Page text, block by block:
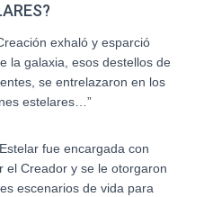
exhaló y esparció
la galaxia, esos destellos de
se entrelazaron en los
estelares…”
fue encargada con
el Creador y se le otorgaron
escenarios de vida para